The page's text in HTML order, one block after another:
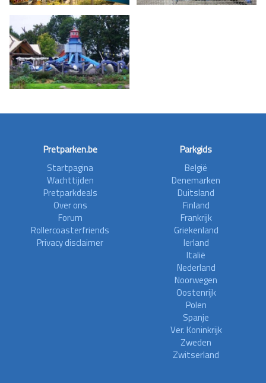
Pretparken.be
Startpagina
Wachttijden
Pretparkdeals
Over ons
Forum
Rollercoasterfriends
Privacy disclaimer
Parkgids
België
Denemarken
Duitsland
Finland
Frankrijk
Griekenland
Ierland
Italië
Nederland
Noorwegen
Oostenrijk
Polen
Spanje
Ver. Koninkrijk
Zweden
Zwitserland